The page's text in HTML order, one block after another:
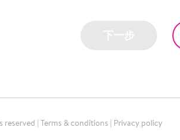
reserved | Terms & conditions | Privacy policy